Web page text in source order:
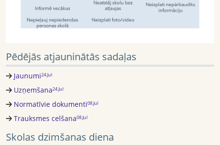
Pēdējās atjauninātās sadaļas
Jaunumi24.Jul
Uzņemšana24.Jul
Normatīvie dokumenti08.Jul
Trauksmes celšana08.Jul
Skolas dzimšanas diena